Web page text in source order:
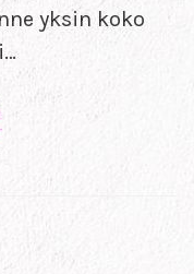
yksin koko